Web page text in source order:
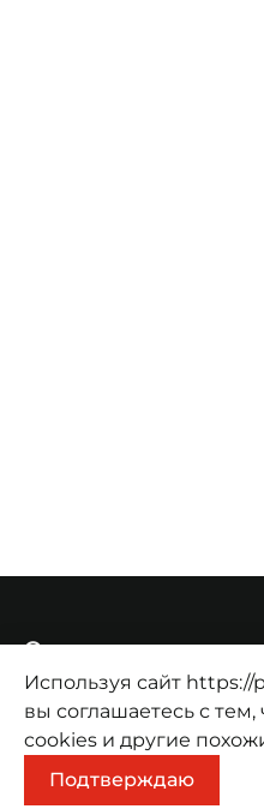
О компании
О компании Проекты
Продукция
Каталог Корзина
Используя сайт https://
вы соглашаетесь с
cookies и другие
Подтверждаю